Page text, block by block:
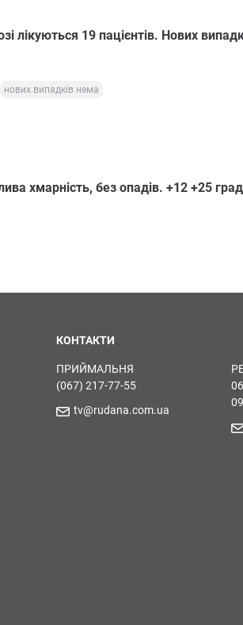
лікуються 19 пацієнтів. Нових
нових випадків нема
хмарність, без опадів. +12 +25
КОНТАКТИ
ПРИЙМАЛЬНЯ
(067) 217-77-55
tv@rudana.com.ua